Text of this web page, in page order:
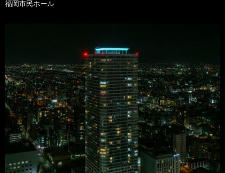
福岡市民ホール